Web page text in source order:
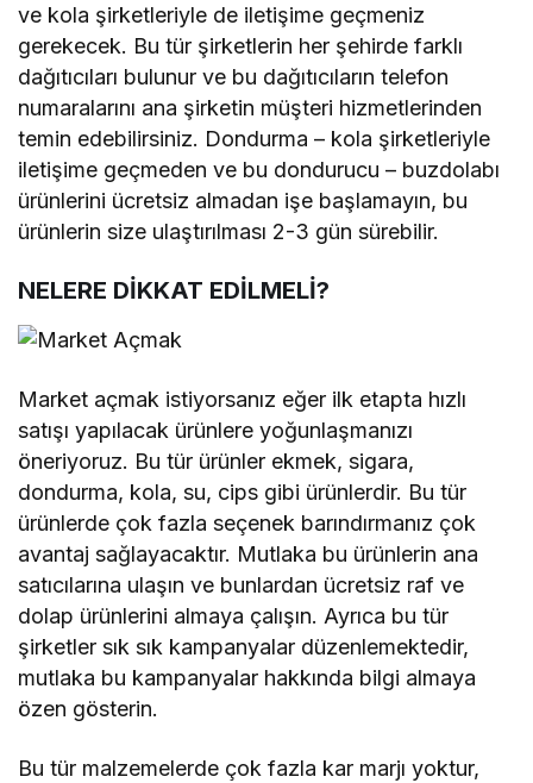
ve kola şirketleriyle de iletişime geçmeniz
gerekecek. Bu tür şirketlerin her şehirde farklı
dağıtıcıları bulunur ve bu dağıtıcıların telefon
numaralarını ana şirketin müşteri hizmetlerinden
temin edebilirsiniz. Dondurma – kola şirketleriyle
iletişime geçmeden ve bu dondurucu – buzdolabı
ürünlerini ücretsiz almadan işe başlamayın, bu
ürünlerin size ulaştırılması 2-3 gün sürebilir.
NELERE DİKKAT EDİLMELİ?
Market açmak istiyorsanız eğer ilk etapta hızlı
satışı yapılacak ürünlere yoğunlaşmanızı
öneriyoruz. Bu tür ürünler ekmek, sigara,
dondurma, kola, su, cips gibi ürünlerdir. Bu tür
ürünlerde çok fazla seçenek barındırmanız çok
avantaj sağlayacaktır. Mutlaka bu ürünlerin ana
satıcılarına ulaşın ve bunlardan ücretsiz raf ve
dolap ürünlerini almaya çalışın. Ayrıca bu tür
şirketler sık sık kampanyalar düzenlemektedir,
mutlaka bu kampanyalar hakkında bilgi almaya
özen gösterin.
Bu tür malzemelerde çok fazla kar marjı yoktur,